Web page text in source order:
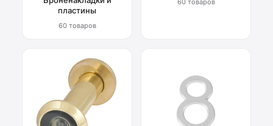
пластины
60 товаров
60 товаров